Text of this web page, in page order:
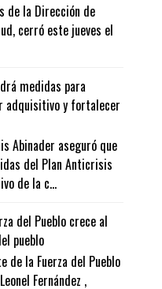
de la Dirección de
cerró este jueves el
medidas para
adquisitivo y fortalecer
Abinader aseguró que
del Plan Anticrisis
de la c...
del Pueblo crece al
pueblo
de la Fuerza del Pueblo
Fernández ,